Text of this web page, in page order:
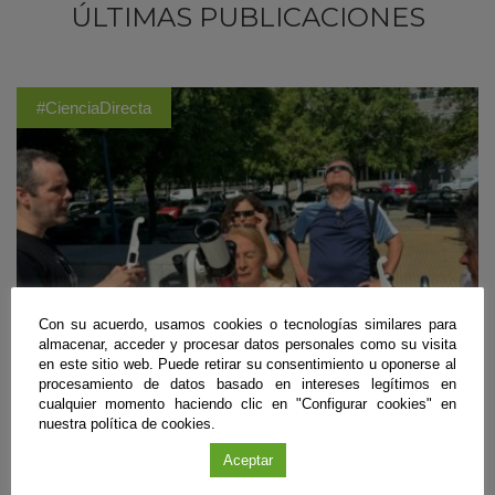
ÚLTIMAS PUBLICACIONES
#CienciaDirecta
Divulgación
Andalucía será testigo del eclipse solar parcial
Con su acuerdo, usamos cookies o tecnologías similares para
almacenar, acceder y procesar datos personales como su visita
en este sitio web. Puede retirar su consentimiento u oponerse al
procesamiento de datos basado en intereses legítimos en
cualquier momento haciendo clic en "Configurar cookies" en
nuestra política de cookies.
Aceptar